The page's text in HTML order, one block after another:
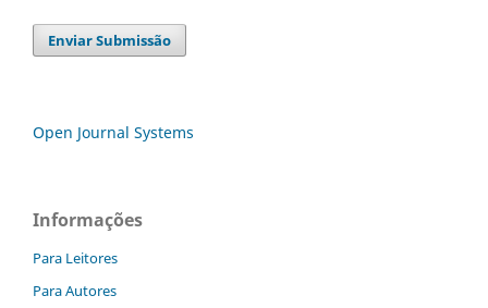
Enviar Submissão
Open Journal Systems
Informações
Para Leitores
Para Autores